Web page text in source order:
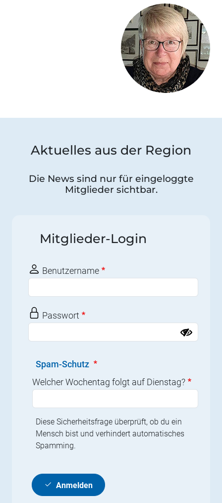
Aktuelles aus der Region
Die News sind nur für eingeloggte
Mitglieder sichtbar.
Mitglieder-Login
Benutzername
Passwort
Spam-Schutz
Welcher Wochentag folgt auf Dienstag?
Diese Sicherheitsfrage überprüft, ob du ein
Mensch bist und verhindert automatisches
Spamming.
Anmelden